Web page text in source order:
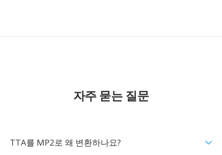
자주 묻는 질문
TTA를 MP2로 왜 변환하나요?